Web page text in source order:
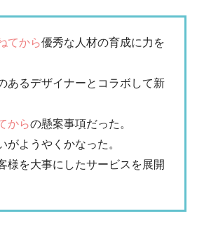
てから優秀な人材の育成に力を
あるデザイナーとコラボして新
からの懸案事項だった。
がようやくかなった。
様を大事にしたサービスを展開